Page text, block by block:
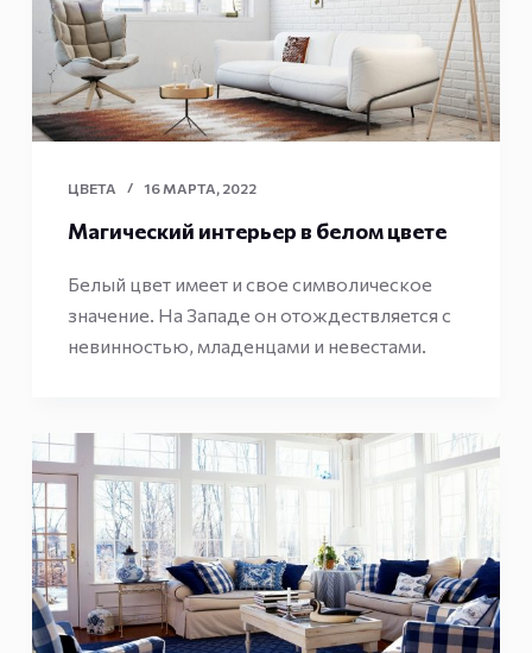
ЦВЕТА 16 МАРТА, 2022
Магический интерьер в белом цвете
Белый цвет имеет и свое символическое
значение. На Западе он отождествляется с
невинностью, младенцами и невестами.